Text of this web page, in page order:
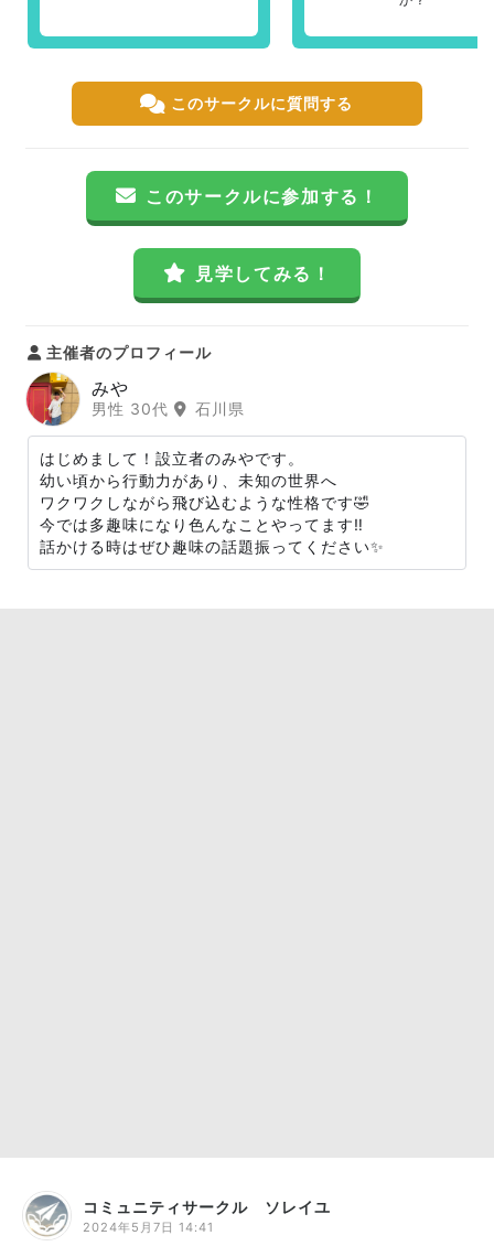
このサークルに質問する
このサークルに参加する！
見学してみる！
主催者のプロフィール
みや
男性 30代 石川県
はじめまして！設立者のみやです。
幼い頃から行動力があり、未知の世界へ
ワクワクしながら飛び込むような性格です🤣
今では多趣味になり色んなことやってます‼︎
話かける時はぜひ趣味の話題振ってください✨
コミュニティサークル ソレイユ
2024年5月7日 14:41